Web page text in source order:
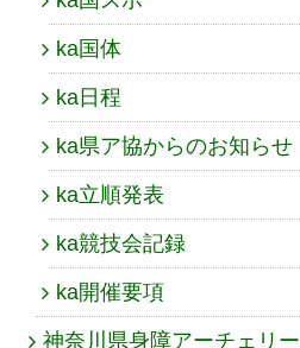
ka国体
ka日程
ka県ア協からのお知らせ
ka立順発表
ka競技会記録
ka開催要項
神奈川県身障アーチェリー